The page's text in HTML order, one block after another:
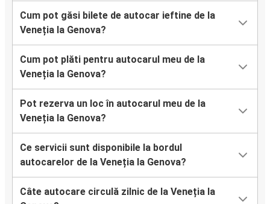
Cum pot găsi bilete de autocar ieftine de la
Veneția la Genova?
Cum pot plăti pentru autocarul meu de la
Veneția la Genova?
Pot rezerva un loc în autocarul meu de la
Veneția la Genova?
Ce servicii sunt disponibile la bordul
autocarelor de la Veneția la Genova?
Câte autocare circulă zilnic de la Veneția la